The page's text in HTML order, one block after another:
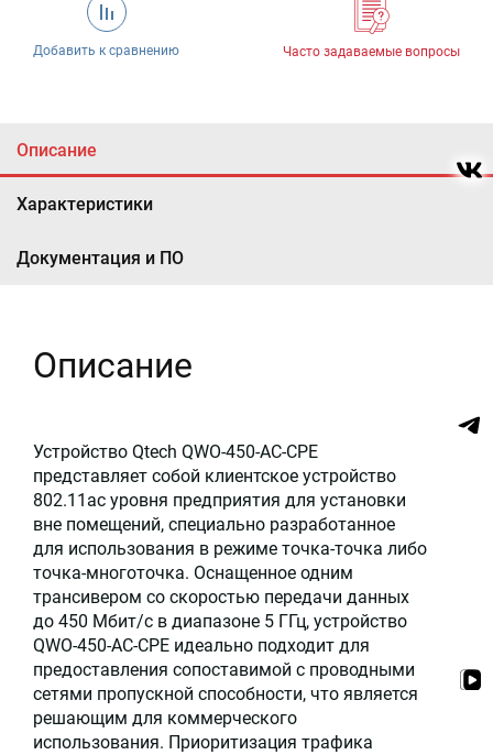
Добавить к сравнению Часто задаваемые вопросы
Описание
Характеристики
Документация и ПО
Описание
Устройство Qtech QWO-450-AC-CPE
представляет собой клиентское устройство
802.11ac уровня предприятия для установки
вне помещений, специально разработанное
для использования в режиме точка-точка либо
точка-многоточка. Оснащенное одним
трансивером со скоростью передачи данных
до 450 Мбит/с в диапазоне 5 ГГц, устройство
QWO-450-AC-CPE идеально подходит для
предоставления сопоставимой с проводными
сетями пропускной способности, что является
решающим для коммерческого
использования. Приоритизация трафика